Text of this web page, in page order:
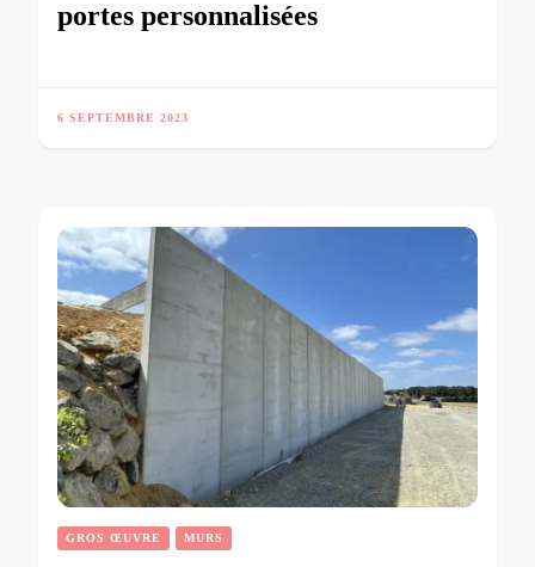
portes personnalisées
6 SEPTEMBRE 2023
GROS ŒUVRE MURS